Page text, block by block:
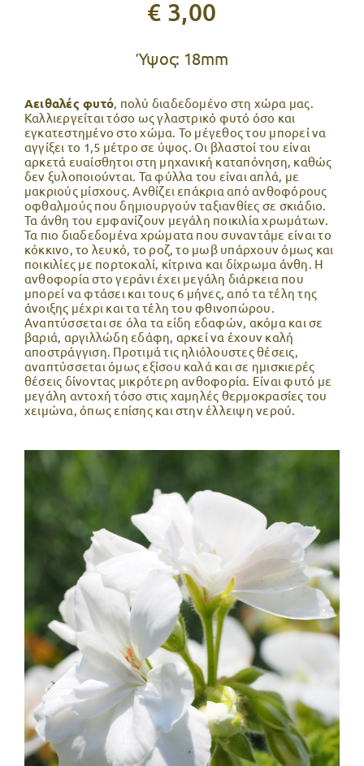
€ 3,00
Ύψος: 18mm
Αειθαλές φυτό , πολύ διαδεδομένο στη χώρα μας.
Καλλιεργείται τόσο ως γλαστρικό φυτό όσο και
εγκατεστημένο στο χώμα. Το μέγεθος του μπορεί να
αγγίξει το 1,5 μέτρο σε ύψος. Οι βλαστοί του είναι
αρκετά ευαίσθητοι στη μηχανική καταπόνηση, καθώς
δεν ξυλοποιούνται. Τα φύλλα του είναι απλά, με
μακριούς μίσχους. Ανθίζει επάκρια από ανθοφόρους
οφθαλμούς που δημιουργούν ταξιανθίες σε σκιάδιο.
Τα άνθη του εμφανίζουν μεγάλη ποικιλία χρωμάτων.
Τα πιο διαδεδομένα χρώματα που συναντάμε είναι το
κόκκινο, το λευκό, το ροζ, το μωβ υπάρχουν όμως και
ποικιλίες με πορτοκαλί, κίτρινα και δίχρωμα άνθη. Η
ανθοφορία στο γεράνι έχει μεγάλη διάρκεια που
μπορεί να φτάσει και τους 6 μήνες, από τα τέλη της
άνοιξης μέχρι και τα τέλη του φθινοπώρου.
Αναπτύσσεται σε όλα τα είδη εδαφών, ακόμα και σε
βαριά, αργιλλώδη εδάφη, αρκεί να έχουν καλή
αποστράγγιση. Προτιμά τις ηλιόλουστες θέσεις,
αναπτύσσεται όμως εξίσου καλά και σε ημισκιερές
θέσεις δίνοντας μικρότερη ανθοφορία. Είναι φυτό με
μεγάλη αντοχή τόσο στις χαμηλές θερμοκρασίες του
χειμώνα, όπως επίσης και στην έλλειψη νερού.